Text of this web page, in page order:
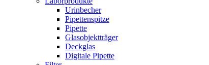
Urinbecher
Pipettenspitze
Pipette
Glasobjektträger
Deckglas
Digitale Pipette